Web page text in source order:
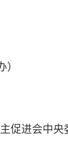
促进会中央